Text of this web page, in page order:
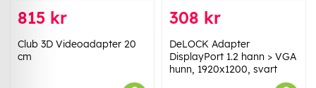
815 kr
Club 3D Videoadapter 20
cm
308 kr
DeLOCK Adapter
DisplayPort 1.2 hann > VGA
hunn, 1920x1200, svart